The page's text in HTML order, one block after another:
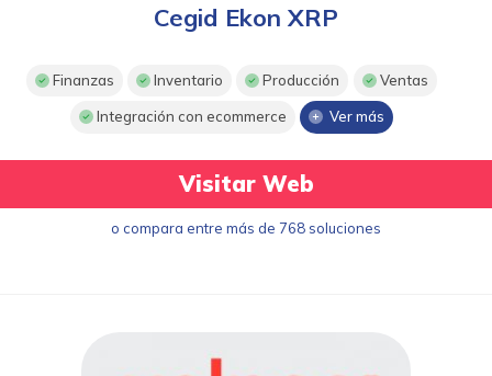
Cegid Ekon XRP
Finanzas Inventario Producción Ventas
Integración con ecommerce Ver más
Visitar Web
o compara entre más de 768 soluciones